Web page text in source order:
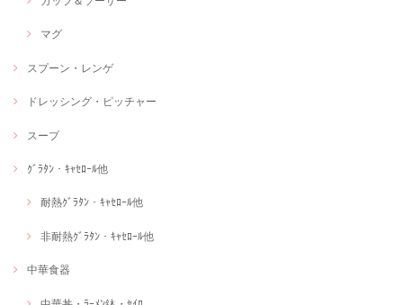
マグ
スプーン・レンゲ
ドレッシング・ピッチャー
スープ
ｸﾞﾗﾀﾝ・ｷｬｾﾛｰﾙ他
耐熱ｸﾞﾗﾀﾝ・ｷｬｾﾛｰﾙ他
非耐熱ｸﾞﾗﾀﾝ・ｷｬｾﾛｰﾙ他
中華食器